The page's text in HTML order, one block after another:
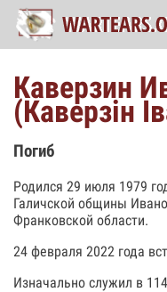
Каверзин
(Каверзін
Погиб
Родился 29 июля 1979
Галичской общины
Франковской области.
24 февраля 2022 года
Изначально служил в